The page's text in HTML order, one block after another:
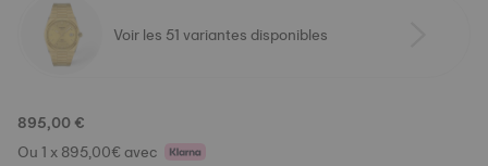
Voir les 51 variantes disponibles
895,00 €
Ou 1 x 895,00€ avec